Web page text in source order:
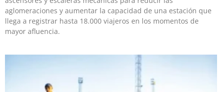
aglomeraciones y aumentar la capacidad de una estación que
llega a registrar hasta 18.000 viajeros en los momentos de
mayor afluencia.